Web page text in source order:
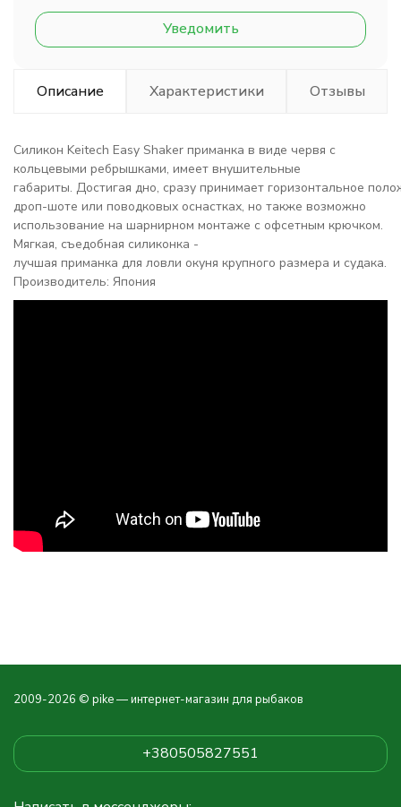
Уведомить
Описание Характеристики Отзывы
Силикон Keitech Easy Shaker приманка в виде червя с
кольцевыми ребрышками, имеет внушительные
габариты. Достигая дно, сразу принимает горизонтальное
дроп-шоте или поводковых оснастках, но также возможно
использование на шарнирном монтаже с офсетным крючком.
Мягкая, съедобная силиконка -
лучшая приманка для ловли окуня крупного размера и судака.
Производитель: Япония
2009-2026 © pike — интернет-магазин для рыбаков
+380505827551